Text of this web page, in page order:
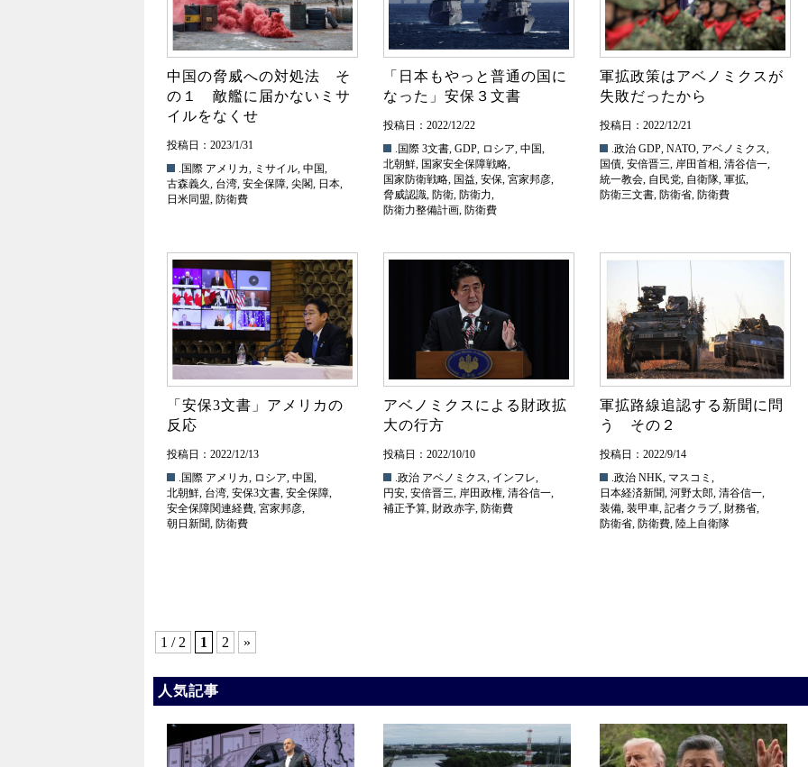
中国の脅威への対処法 そ
の１ 敵艦に届かないミサ
イルをなくせ
投稿日：2023/1/31
.国際 アメリカ, ミサイル, 中国,
古森義久, 台湾, 安全保障, 尖閣, 日本,
日米同盟, 防衛費
「日本もやっと普通の国に
なった」安保３文書
投稿日：2022/12/22
.国際 3文書, GDP, ロシア, 中国,
北朝鮮, 国家安全保障戦略,
国家防衛戦略, 国益, 安保, 宮家邦彦,
脅威認識, 防衛, 防衛力,
防衛力整備計画, 防衛費
軍拡政策はアベノミクスが
失敗だったから
投稿日：2022/12/21
.政治 GDP, NATO, アベノミクス,
国債, 安倍晋三, 岸田首相, 清谷信一,
統一教会, 自民党, 自衛隊, 軍拡,
防衛三文書, 防衛省, 防衛費
「安保3文書」アメリカの
反応
投稿日：2022/12/13
.国際 アメリカ, ロシア, 中国,
北朝鮮, 台湾, 安保3文書, 安全保障,
安全保障関連経費, 宮家邦彦,
朝日新聞, 防衛費
アベノミクスによる財政拡
大の行方
投稿日：2022/10/10
.政治 アベノミクス, インフレ,
円安, 安倍晋三, 岸田政権, 清谷信一,
補正予算, 財政赤字, 防衛費
軍拡路線追認する新聞に問
う その２
投稿日：2022/9/14
.政治 NHK, マスコミ ,
日本経済新聞, 河野太郎, 清谷信一,
装備, 装甲車, 記者クラブ, 財務省,
防衛省, 防衛費, 陸上自衛隊
1 / 2 1 2 »
人気記事